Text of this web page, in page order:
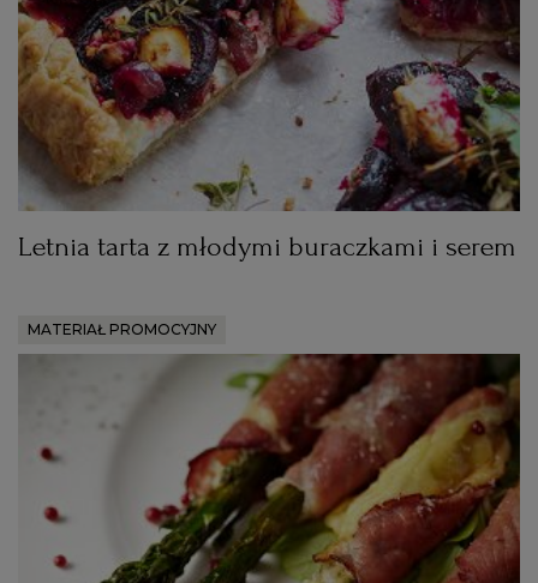
ZAKOPANE
ZIELONA GÓRA
Letnia tarta z młodymi buraczkami i serem
MATERIAŁ PROMOCYJNY